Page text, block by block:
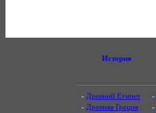
История
- Древний Египет
- Древняя Греция
-
-